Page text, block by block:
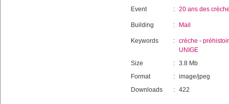
Event
: 20 ans des
Building : Mail
Keywords : crèche -
UNIGE
Size
: 3.8 Mb
Format
: image/jpeg
Downloads
: 422